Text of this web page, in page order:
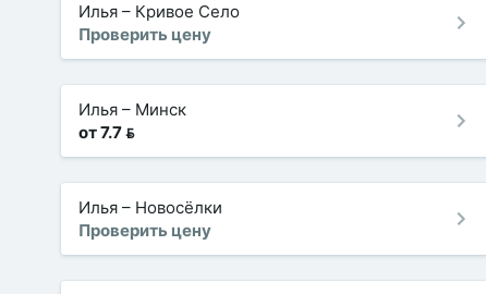
Илья – Кривое Село
Проверить цену
Илья – Минск
от 7.7 
Илья – Новосёлки
Проверить цену